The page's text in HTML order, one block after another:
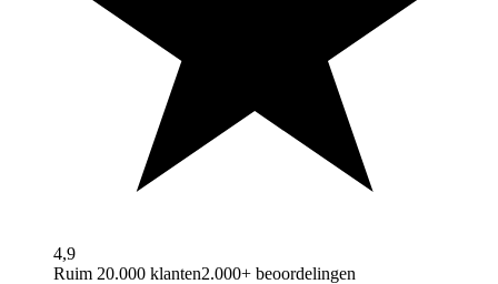
4,9
Ruim 20.000 klanten2.000+ beoordelingen